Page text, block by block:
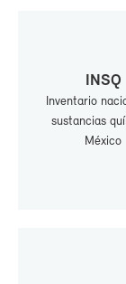
INSQ
In­ven­ta­rio
sus­tan­cias
Mé­xi­co